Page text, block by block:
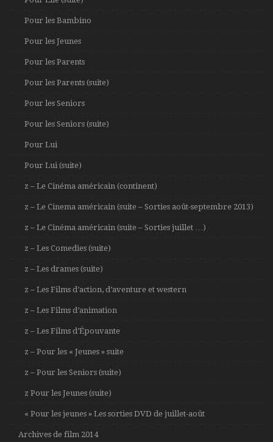
Pour les Bambino
Pour les Jeunes
Pour les Parents
Pour les Parents (suite)
Pour les Seniors
Pour les Seniors (suite)
Pour Lui
Pour Lui (suite)
z – Le Cinéma américain (continent)
z – Le Cinema américain (suite – Sorties août-septembre 2013)
z – Le Cinéma américain (suite – Sorties juillet …)
z – Les Comedies (suite)
z – Les drames (suite)
z – Les Films d’action, d’aventure et western
z – Les Films d’animation
z – Les Films d’Épouvante
z – Pour les « Jeunes » suite
z – Pour les Seniors (suite)
z Pour les Jeunes (suite)
« Pour les jeunes » Les sorties DVD de juillet-août
Archives de film 2014